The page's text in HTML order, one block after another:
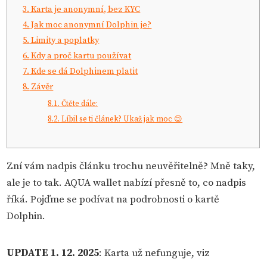
3. Karta je anonymní, bez KYC
4. Jak moc anonymní Dolphin je?
5. Limity a poplatky
6. Kdy a proč kartu používat
7. Kde se dá Dolphinem platit
8. Závěr
8.1. Čtěte dále:
8.2. Líbil se ti článek? Ukaž jak moc 😉
Zní vám nadpis článku trochu neuvěřitelně? Mně taky,
ale je to tak. AQUA wallet nabízí přesně to, co nadpis
říká. Pojďme se podívat na podrobnosti o kartě
Dolphin.
UPDATE 1. 12. 2025: Karta už nefunguje, viz